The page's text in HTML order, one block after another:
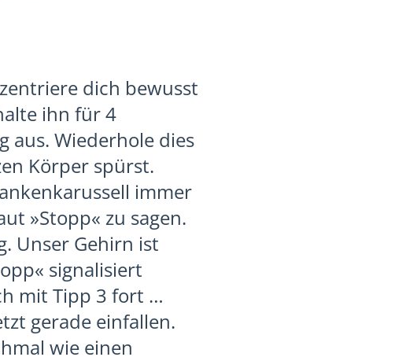
dich bewusst
ihn für 4
aus. Wiederhole dies
Körper spürst.
immer
»Stopp« zu sagen.
Unser Gehirn ist
signalisiert
mit Tipp 3 fort …
gerade einfallen.
wie einen